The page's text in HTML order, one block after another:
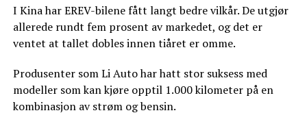
I Kina har EREV-bilene fått langt bedre vilkår. De utgjør
allerede rundt fem prosent av markedet, og det er
ventet at tallet dobles innen tiåret er omme.
Produsenter som Li Auto har hatt stor suksess med
modeller som kan kjøre opptil 1.000 kilometer på en
kombinasjon av strøm og bensin.